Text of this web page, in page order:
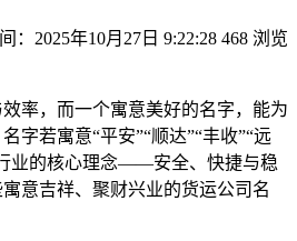
：2025年10月27日 9:22:28 468 浏览
率，而一个寓意美好的名字，能为
字若寓意“平安”“顺达”“丰收”“远
业的核心理念——安全、快捷与稳
意吉祥、聚财兴业的货运公司名